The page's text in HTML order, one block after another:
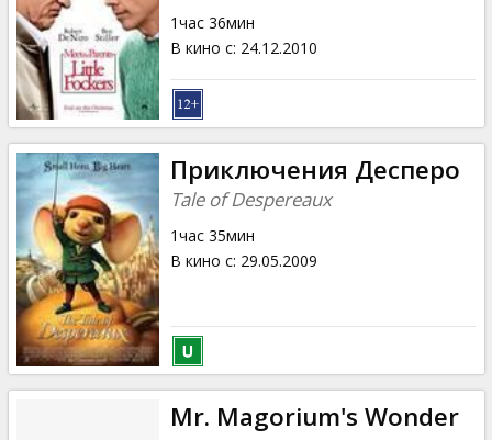
1час 36мин
В кино с: 24.12.2010
Приключения Десперо
Tale of Despereaux
1час 35мин
В кино с: 29.05.2009
Mr. Magorium's Wonder